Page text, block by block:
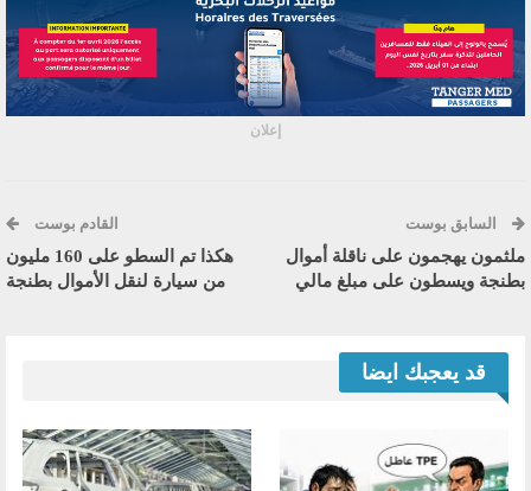
إعلان
السابق بوست
ملثمون يهجمون على ناقلة أموال
بطنجة ويسطون على مبلغ مالي
القادم بوست
هكذا تم السطو على 160 مليون
من سيارة لنقل الأموال بطنجة
قد يعجبك ايضا